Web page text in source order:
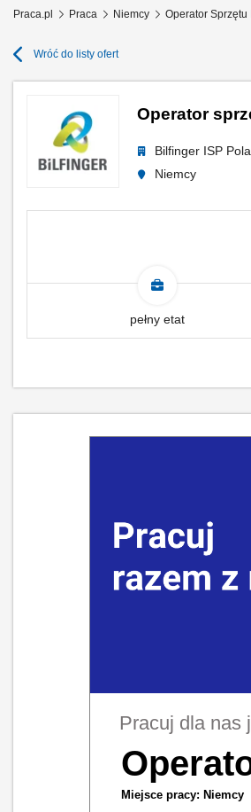
Praca.pl Praca Niemcy Operator
Wróć do listy ofert
Operator
Bilfinger ISP
Niemcy
pełny etat
Pracuj dla nas
Miejsce pracy: Niemcy